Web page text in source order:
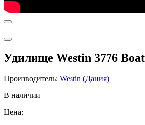
Удилище Westin 3776 Boat
Производитель: Westin (Дания)
В наличии
Цена: